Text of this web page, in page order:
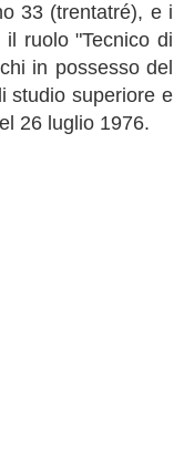
33 (trentatré), e i
ruolo "Tecnico di
in possesso del
studio superiore e
26 luglio 1976.